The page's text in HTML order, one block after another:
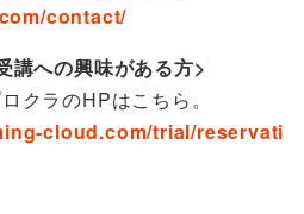
contact/
講への興味がある方>
クラのHPはこちら。
cloud.com/trial/reservati